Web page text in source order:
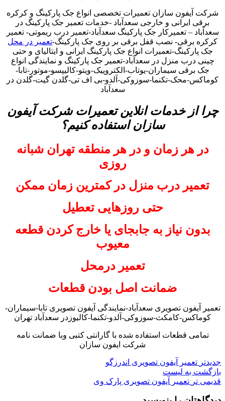
شرکت آیفون سازان تعمیرات تخصصی انواع جک پارکینگ و کرکره
برقی ایرانی و خارجی سعدآباد -خدمات تعمیر جک پارکینگ در
سعدآباد – تعمیرکار جک پارکینگ سعدآباد-تعمیر درب ریموتی- تعمیر
کرکره برقی- نصب قفل برقی بر روی جک پارکینگ-تعمیر در محل
جک پارکینگ-تعمیرات انواع جک پارکینگ ایرانی و ایتالیای و حتی
چینی درب منزل در سعدآباد-تعمیر جک پارکینگ و نمایندگی انواع
جک برقی سیماران-یوتاب-الکتروپیک-ویتو-کالیپسو-موتور-تابا-
کوماکس-محک-تکنما-سوزوکی-آلدو-بی اف تی-گلدن گیت-گلدن در
سعدآباد
چرا از خدمات انلاین تعمیرات شرکت آیفون
سازان استفاده کنیم؟
در هر زمان و در هر منطقه تهران شبانه
روزی
تعمیر درب منزل در کمترین زمان ممکن
حتی روزهایی تعطیل
بدون نیاز به جابجای یا خارج کردن قطعه
معیوب
تعمیر درمحل
ضمانت اصل بودن قطعات
تعمیر آیفون تصویری سعدآباد-نمایندگی آیفون تصویری تابا-سیماران-
کوماکس-کامکث-سوزوکی-آلدو-تکنما-کالیوزدر سعدآباد تهران
تمامی قطعات استفاده شده با گارانتی کتبی وبا ضمانت نامه
شرکت ایفون سازان
جدیدتر تعمیر آیفون تصویری اندرزگو
بازگشت به لیست
قدیمی تر تعمیر آیفون تصویری پارک وی